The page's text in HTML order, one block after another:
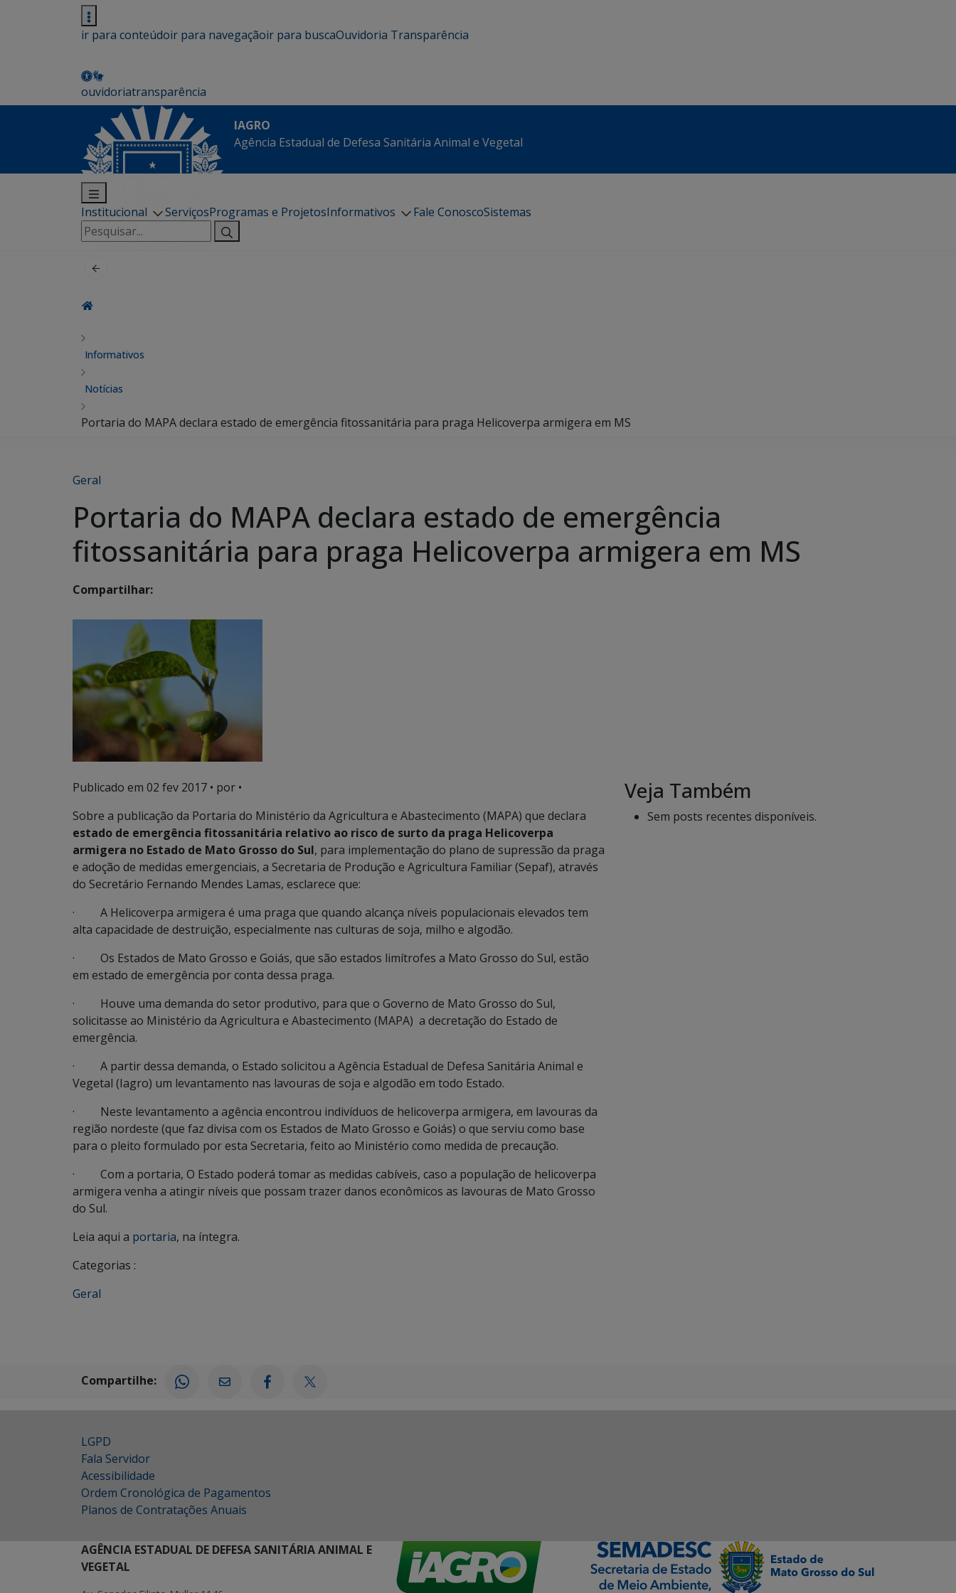
ir para conteúdoir para navegaçãoir para buscaOuvidoria Transparência
ouvidoriatransparência
IAGRO
Agência Estadual de Defesa Sanitária Animal e Vegetal
Institucional ServiçosProgramas e ProjetosInformativos Fale ConoscoSistemas
Pesquisar
por:
Informativos
Notícias
Portaria do MAPA declara estado de emergência fitossanitária para praga Helicoverpa armigera em MS
Geral
Portaria do MAPA declara estado de emergência
fitossanitária para praga Helicoverpa armigera em MS
Compartilhar:
Publicado em 02 fev 2017 • por •
Sobre a publicação da Portaria do Ministério da Agricultura e Abastecimento (MAPA) que declara
estado de emergência fitossanitária relativo ao risco de surto da praga Helicoverpa
armigera no Estado de Mato Grosso do Sul, para implementação do plano de supressão da praga
e adoção de medidas emergenciais, a Secretaria de Produção e Agricultura Familiar (Sepaf), através
do Secretário Fernando Mendes Lamas, esclarece que:
· A Helicoverpa armigera é uma praga que quando alcança níveis populacionais elevados tem
alta capacidade de destruição, especialmente nas culturas de soja, milho e algodão.
· Os Estados de Mato Grosso e Goiás, que são estados limítrofes a Mato Grosso do Sul, estão
em estado de emergência por conta dessa praga.
· Houve uma demanda do setor produtivo, para que o Governo de Mato Grosso do Sul,
solicitasse ao Ministério da Agricultura e Abastecimento (MAPA) a decretação do Estado de
emergência.
· A partir dessa demanda, o Estado solicitou a Agência Estadual de Defesa Sanitária Animal e
Vegetal (Iagro) um levantamento nas lavouras de soja e algodão em todo Estado.
· Neste levantamento a agência encontrou indivíduos de helicoverpa armigera, em lavouras da
região nordeste (que faz divisa com os Estados de Mato Grosso e Goiás) o que serviu como base
para o pleito formulado por esta Secretaria, feito ao Ministério como medida de precaução.
· Com a portaria, O Estado poderá tomar as medidas cabíveis, caso a população de helicoverpa
armigera venha a atingir níveis que possam trazer danos econômicos as lavouras de Mato Grosso
do Sul.
Leia aqui a portaria, na íntegra.
Categorias :
Geral
Veja Também
Sem posts recentes disponíveis.
Compartilhe:
LGPD
Fala Servidor
Acessibilidade
Ordem Cronológica de Pagamentos
Planos de Contratações Anuais
AGÊNCIA ESTADUAL DE DEFESA SANITÁRIA ANIMAL E
VEGETAL